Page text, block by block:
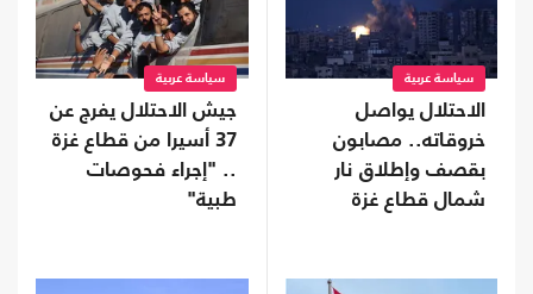
سياسة عربية
الاحتلال يواصل
خروقاته.. مصابون
بقصف وإطلاق نار
شمال قطاع غزة
سياسة عربية
جيش الاحتلال يفرج عن
37 أسيرا من قطاع غزة
.. "إجراء فحوصات
طبية"